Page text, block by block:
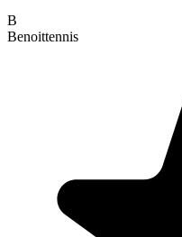
B
Benoittennis